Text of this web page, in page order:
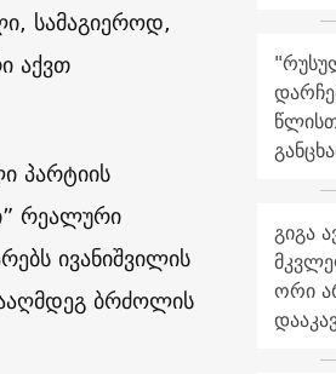
სამაგიეროდ,
აქვთ
პარტიის
რეალური
ივანიშვილის
ბრძოლის
გიგა
ორი